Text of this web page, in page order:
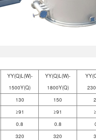
YY(Q)L(W)-
1500Y(Q)
YY(Q)L(W)-
1800Y(Q)
130 150
≥91 ≥91
0.8 0.8
320 320